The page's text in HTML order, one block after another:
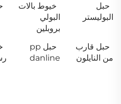
حبل
البوليستر
خيوط بالات
البولي
بروبلين
حبل قارب
من النايلون
حبل pp
danline